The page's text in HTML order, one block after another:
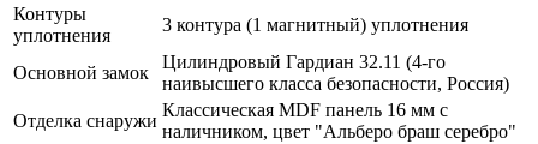
Контуры
уплотнения
3 контура (1 магнитный) уплотнения
Основной замок
Цилиндровый Гардиан 32.11 (4-го
наивысшего класса безопасности, Россия)
Отделка снаружи
Классическая MDF панель 16 мм с
наличником, цвет "Альберо браш серебро"